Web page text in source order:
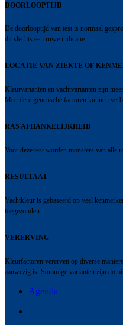
DOORLOOPTIJD
De doorlooptijd van test is normaal
dit slechts een ruwe indicatie.
LOCATIE VAN ZIEKTE OF
Kleurvarianten en vachtvarianten zijn
Meerdere genetische factoren kunnen
RAS AFHANKELIJKHEID
Voor deze test worden monsters van alle
RESULTAAT
Vachtkleur is gebaseerd op veel
toegezonden
VERERVING
Kleurfactoren vererven op diverse
aanwezig is. Sommige varianten zijn
Agenda